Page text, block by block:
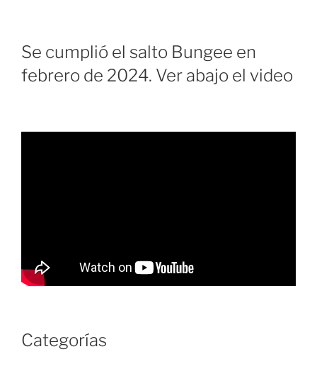
Se cumplió el salto Bungee en
febrero de 2024. Ver abajo el video
Categorías